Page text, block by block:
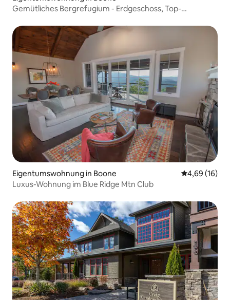
Gemütliches Bergrefugium - Erdgeschoss, Top-
Eigentumswohnung in Boone
4,69 (16)
Luxus-Wohnung im Blue Ridge Mtn Club